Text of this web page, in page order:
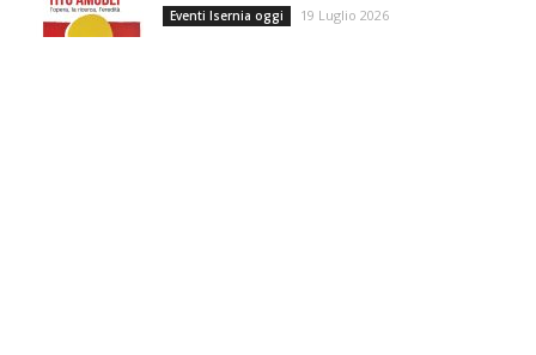
Eventi Isernia oggi 19 Luglio 2026